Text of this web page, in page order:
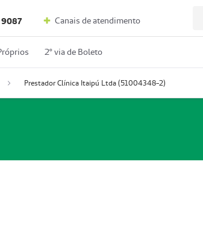
Canais de atendimento
2º via de Boleto
Prestador Clínica Itaipú Ltda (51004348-2)